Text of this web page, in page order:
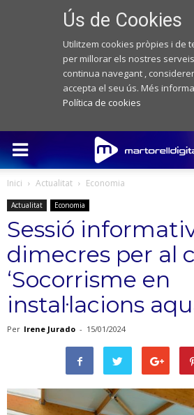
Ús de Cookies
Utilitzem cookies pròpies i de
per millorar els nostres
continua navegant ,
accepta el seu ús. Més
Política de cookies
Inici Actualitat Economia
Actualitat Economia
Sessió
dimecres per al
‘Socorrisme en
instal·lacions
Per Irene Jurado - 15/01/2024